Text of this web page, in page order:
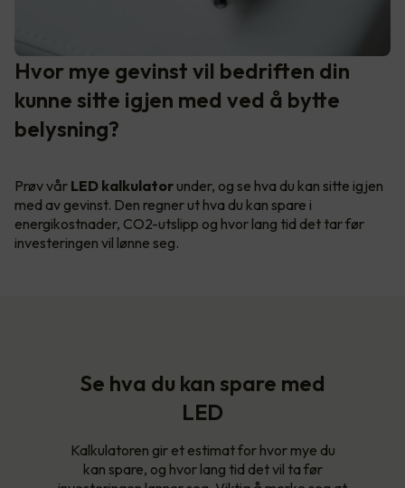
Hvor mye gevinst vil bedriften din
kunne sitte igjen med ved å bytte
belysning?
Prøv vår LED kalkulator under, og se hva du kan sitte igjen
med av gevinst. Den regner ut hva du kan spare i
energikostnader, CO2-utslipp og hvor lang tid det tar før
investeringen vil lønne seg.
Se hva du kan spare med
LED
Kalkulatoren gir et estimat for hvor mye du
kan spare, og hvor lang tid det vil ta før